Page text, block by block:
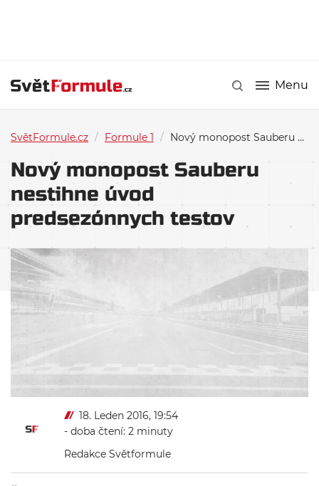
Menu
SvětFormule.cz / Formule 1 / Nový monopost Sauberu nestihne úvod predsezónnych testov
Nový monopost Sauberu
nestihne úvod
predsezónnych testov
18. Leden 2016, 19:54
- doba čtení: 2 minuty
Redakce Světformule